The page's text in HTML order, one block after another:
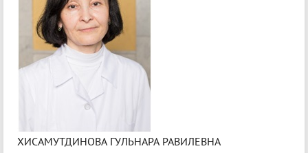
ХИСАМУТДИНОВА ГУЛЬНАРА РАВИЛЕВНА